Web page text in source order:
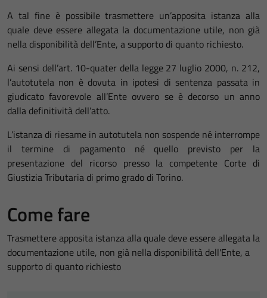
A tal fine è possibile trasmettere un’apposita istanza alla
quale deve essere allegata la documentazione utile, non già
nella disponibilità dell’Ente, a supporto di quanto richiesto.
Ai sensi dell’art. 10-quater della legge 27 luglio 2000, n. 212,
l’autotutela non è dovuta in ipotesi di sentenza passata in
giudicato favorevole all’Ente ovvero se è decorso un anno
dalla definitività dell’atto.
L’istanza di riesame in autotutela non sospende né interrompe
il termine di pagamento né quello previsto per la
presentazione del ricorso presso la competente Corte di
Giustizia Tributaria di primo grado di Torino.
Come fare
Trasmettere apposita istanza alla quale deve essere allegata la
documentazione utile, non già nella disponibilità dell'Ente, a
supporto di quanto richiesto